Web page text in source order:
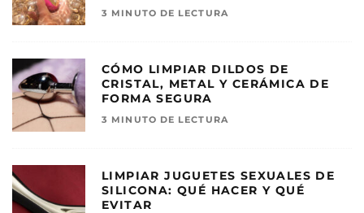
3 MINUTO DE LECTURA
CÓMO LIMPIAR DILDOS DE
CRISTAL, METAL Y CERÁMICA DE
FORMA SEGURA
3 MINUTO DE LECTURA
LIMPIAR JUGUETES SEXUALES DE
SILICONA: QUÉ HACER Y QUÉ
EVITAR